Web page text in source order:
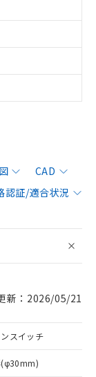
CAD
認証/適合状況
新：2026/05/21
スイッチ